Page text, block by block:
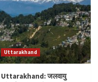
Uttarakhand
Uttarakhand: जलवायु